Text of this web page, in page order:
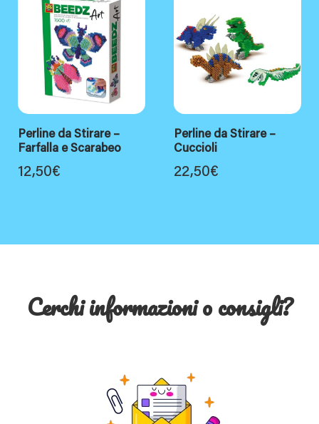
Perline da Stirare –
Farfalla e Scarabeo
12,50€
Perline da Stirare –
Cuccioli
22,50€
Cerchi informazioni o consigli?